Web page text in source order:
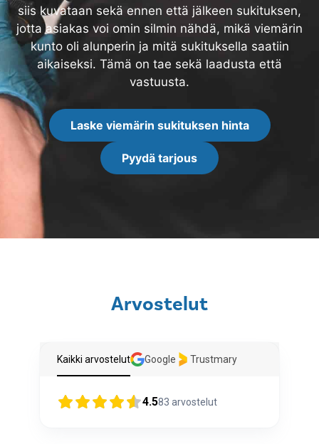
siis kuvataan sekä ennen että jälkeen sukituksen,
jotta asiakas voi omin silmin nähdä, mikä viemärin
kunto oli alunperin ja mitä sukituksella saatiin
aikaiseksi. Tämä on tae sekä laadusta että
vastuusta.
Laske viemärin sukituksen hinta
Pyydä tarjous
Arvostelut
Kaikki arvostelut Google Trustmary
4.583 arvostelut